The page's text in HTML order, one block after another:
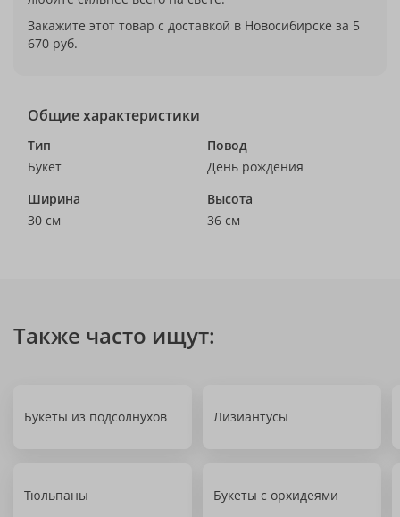
Закажите этот товар с доставкой в Новосибирске за 5
670 руб.
Общие характеристики
Тип
Букет
Повод
День рождения
Ширина
30 см
Высота
36 см
Также часто ищут:
Букеты из подсолнухов Лизиантусы
Тюльпаны Букеты с орхидеями